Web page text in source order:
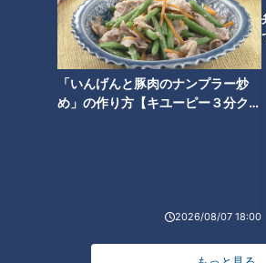
「いんげんと豚肉のナンプラー炒
め」の作り方【キユーピー３分クッ
2026/08/07 18:00
家具や扉をオーダーメードで製作する『